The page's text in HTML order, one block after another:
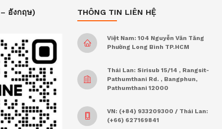
อังกฤษ) THÔNG TIN LIÊN HỆ
Việt Nam: 104 Nguyễn Văn Tăng
Phường Long Bình TP.HCM
Thái Lan: Sirisub 15/14 , Rangsit-
Pathumthani Rd. , Bangphun,
Pathumthani 12000
VN: (+84) 933209300 / Thái Lan:
(+66) 627169841